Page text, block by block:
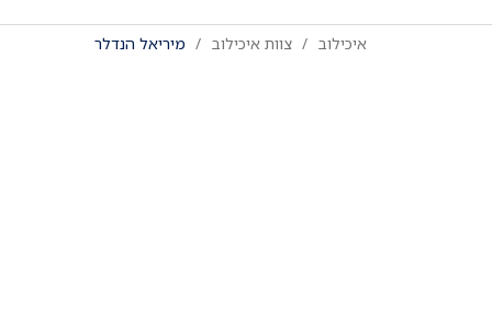
איכילוב צוות איכילוב מיריאל הנדלר